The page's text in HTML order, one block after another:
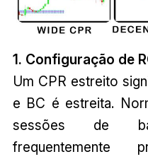
1. Configuração de
Um CPR estreito
e BC é estreita.
sessões de
frequentemente